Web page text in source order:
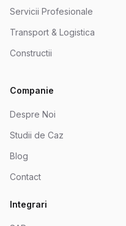
Servicii Profesionale
Transport & Logistica
Constructii
Companie
Despre Noi
Studii de Caz
Blog
Contact
Integrari